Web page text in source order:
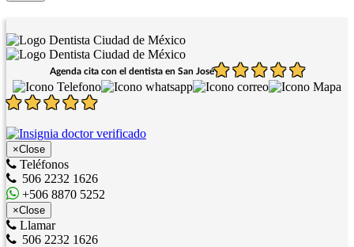
Agenda cita con el dentista en San José
×Close
Teléfonos
506 2232 1626
+506 8870 5252
×Close
Llamar
506 2232 1626